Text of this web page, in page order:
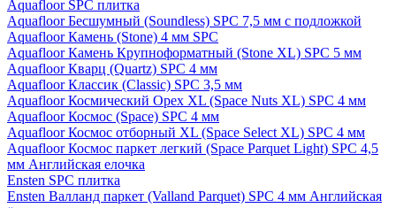
Aquafloor SPC плитка
Aquafloor Бесшумный (Soundless) SPC 7,5 мм с подложкой
Aquafloor Камень (Stone) 4 мм SPC
Aquafloor Камень Крупноформатный (Stone XL) SPC 5 мм
Aquafloor Кварц (Quartz) SPC 4 мм
Aquafloor Классик (Classic) SPC 3,5 мм
Aquafloor Космический Орех XL (Space Nuts XL) SPC 4 мм
Aquafloor Космос (Space) SPC 4 мм
Aquafloor Космос отборный XL (Space Select XL) SPC 4 мм
Aquafloor Космос паркет легкий (Space Parquet Light) SPC 4,5
мм Английская елочка
Ensten SPC плитка
Ensten Валланд паркет (Valland Parquet) SPC 4 мм Английская